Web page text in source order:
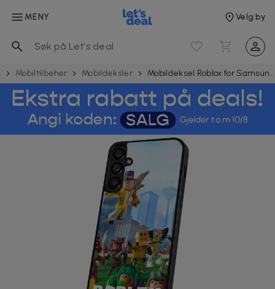
MENY Velg by
Mobiltilbehør Mobildeksler Mobildeksel Roblox for Samsung Galaxy A16